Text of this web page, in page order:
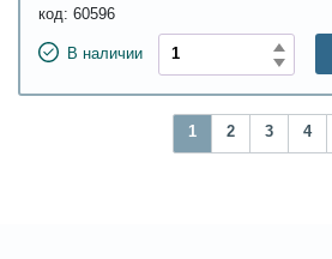
код: 60596
В наличии
1 2 3 4